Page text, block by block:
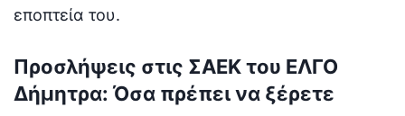
εποπτεία του.
Προσλήψεις στις ΣΑΕΚ του ΕΛΓΟ
Δήμητρα: Όσα πρέπει να ξέρετε